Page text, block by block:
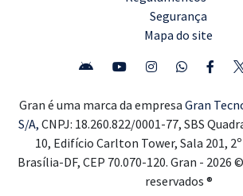
Segurança
Mapa do site
Gran é uma marca da empresa Gran
S/A, CNPJ: 18.260.822/0001-77, SBS
10, Edifício Carlton Tower, Sala 201,
Brasília-DF, CEP 70.070-120. Gran - 2026
reservados ®